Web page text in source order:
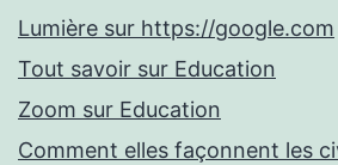
Lumière sur https://google.com
Tout savoir sur Education
Zoom sur Education
Comment elles façonnent les